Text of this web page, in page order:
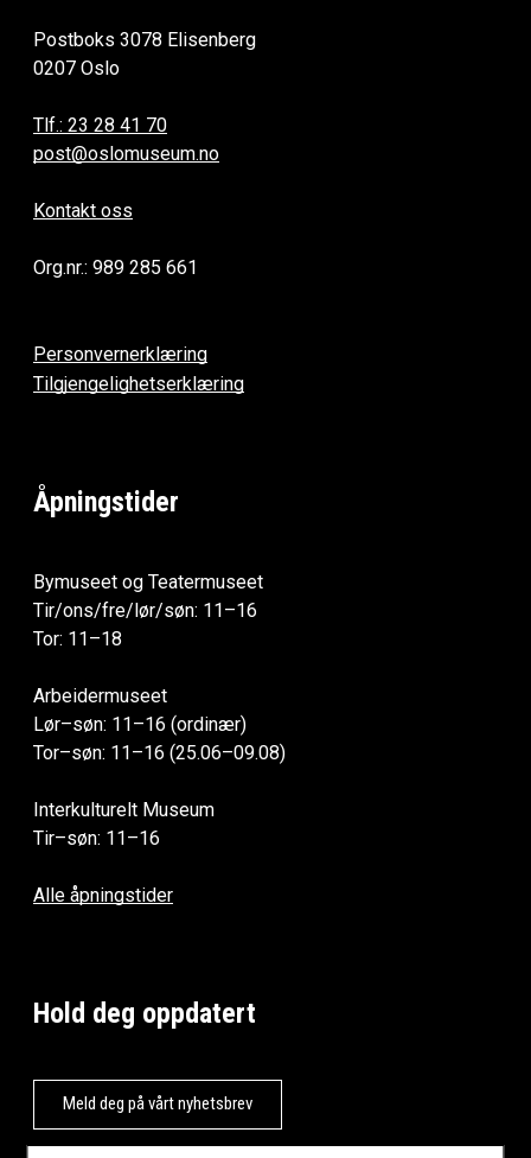
Postboks 3078 Elisenberg
0207 Oslo
Tlf.: 23 28 41 70
post@oslomuseum.no
Kontakt oss
Org.nr.: 989 285 661
Personvernerklæring
Tilgjengelighetserklæring
Åpningstider
Bymuseet og Teatermuseet
Tir/ons/fre/lør/søn: 11–16
Tor: 11–18
Arbeidermuseet
Lør–søn: 11–16 (ordinær)
Tor–søn: 11–16 (25.06–09.08)
Interkulturelt Museum
Tir–søn: 11–16
Alle åpningstider
Hold deg oppdatert
Meld deg på vårt nyhetsbrev